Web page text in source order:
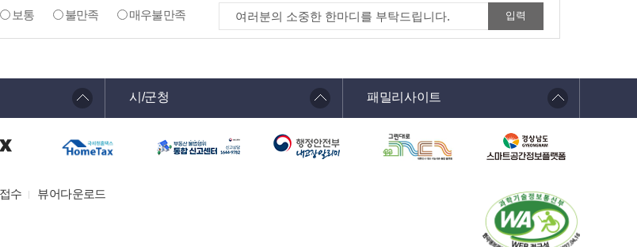
보통 불만족 매우불만족
시/군청 패밀리사이트
수 뷰어다운로드